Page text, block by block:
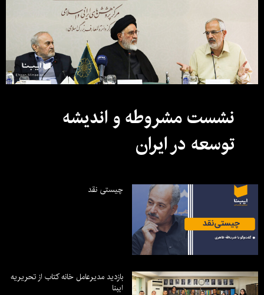
نشست مشروطه و اندیشه
توسعه در ایران
چیستی نقد
بازدید مدیرعامل خانه کتاب از تحریریه
ایبنا